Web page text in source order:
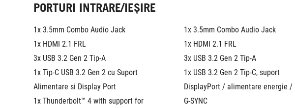
PORTURI INTRARE/IEȘIRE
1x 3.5mm Combo Audio Jack
1x HDMI 2.1 FRL
3x USB 3.2 Gen 2 Tip-A
1x Tip-C USB 3.2 Gen 2 cu Suport
Alimentare si Display Port
1x Thunderbolt™ 4 with support for
1x 3.5mm Combo Audio Jack
1x HDMI 2.1 FRL
3x USB 3.2 Gen 2 Tip-A
1x USB 3.2 Gen 2 Tip-C, suport
DisplayPort / alimentare energie /
G-SYNC